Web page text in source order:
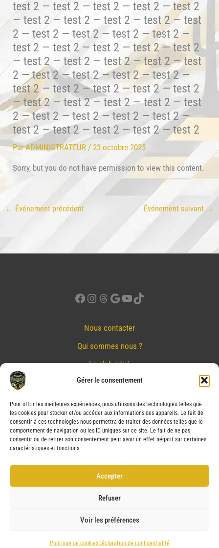
Gérer le consentement
Pour offrir les meilleures expériences, nous utilisons des technologies telles que
les cookies pour stocker et/ou accéder aux informations des appareils. Le fait de
consentir à ces technologies nous permettra de traiter des données telles que le
comportement de navigation ou les ID uniques sur ce site. Le fait de ne pas
consentir ou de retirer son consentement peut avoir un effet négatif sur certaines
caractéristiques et fonctions.
Accepter
Refuser
Voir les préférences
Politique de cookiesDéclaration de confidentialité
test 2 — test 2 — test 2 — test 2 — test 2
— test 2 — test 2 — test 2 — test 2 — test
2 — test 2 — test 2 — test 2 — test 2 —
test 2 — test 2 — test 2 — test 2 — test 2
— test 2 — test 2 — test 2 — test 2 — test
2 — test 2 — test 2 — test 2 — test 2 —
test 2 — test 2 — test 2 — test 2 — test 2
— test 2 — test 2 — test 2 — test 2 — test
2 — test 2 — test 2 — test 2 — test 2 —
test 2 — test 2 — test 2 — test 2 — test 2
ParADMINISTRATEUR /23 octobre 2025
Sorry, but you do not have permission to view this content.
← Événement précédent Événement suivant →
Facebook
Instagram
Threads
Google
YouTube
TikTok
Nous contacter
Qui sommes nous ?
Le club privé
Réserver
Nos partenaires
Mentions Légales
Conditions générales de vente
Politique de cookies (UE)
Copyright © 2026 CRAZY BIKER | Powered by CRAZY BIKER